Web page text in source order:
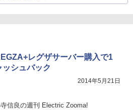
レグザサーバー購入で1
ッシュバック
2014年5月21日
信良の週刊 Electric Zooma!